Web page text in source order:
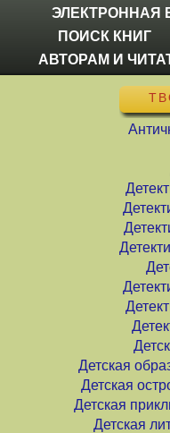
ЭЛЕКТРОННАЯ
ПОИСК КНИГ
АВТОРАМ И
Детская
Детская
Детская
Детская